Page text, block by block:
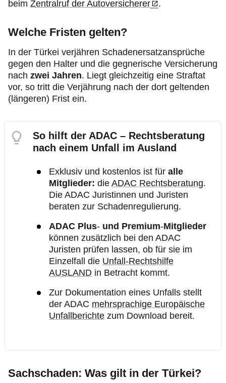
beim Zentralruf der Autoversicherer .
Welche Fristen gelten?
In der Türkei verjähren Schadenersatzansprüche
gegen den Halter und die gegnerische Versicherung
nach zwei Jahren. Liegt gleichzeitig eine Straftat
vor, so tritt die Verjährung nach der dort geltenden
(längeren) Frist ein.
So hilft der ADAC – Rechtsberatung
nach einem Unfall im Ausland
Exklusiv und kostenlos ist für alle
Mitglieder: die ADAC Rechtsberatung.
Die ADAC Juristinnen und Juristen
beraten zur Schadenregulierung.
ADAC Plus- und Premium-Mitglieder
können zusätzlich bei den ADAC
Juristen prüfen lassen, ob für sie im
Einzelfall die Unfall-Rechtshilfe
AUSLAND in Betracht kommt.
Zur Dokumentation eines Unfalls stellt
der ADAC mehrsprachige Europäische
Unfallberichte zum Download bereit.
Sachschaden: Was gilt in der Türkei?